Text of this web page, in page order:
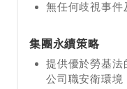
無任何歧視事件
集團永續策略
提供優於勞基法
公司職安衛環境